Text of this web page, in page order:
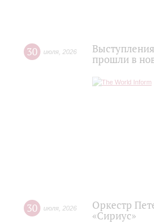
30 июля 2026
прошли в
30 июля 2026
Оркестр
«Сириус»